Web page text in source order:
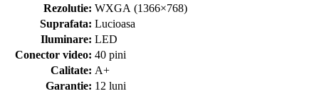
Rezolutie: WXGA (1366×768)
Suprafata: Lucioasa
Iluminare: LED
Conector video: 40 pini
Calitate: A+
Garantie: 12 luni